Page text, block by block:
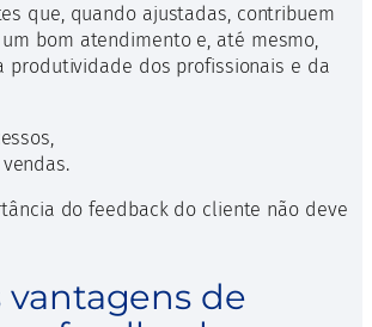
que, quando ajustadas, contribuem
bom atendimento e, até mesmo,
produtividade dos profissionais e da
do feedback do cliente não deve
vantagens de